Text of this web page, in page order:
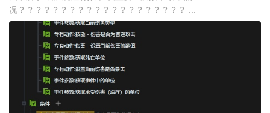
况？？？？？？？？？？？？？？？？？？？？ ...